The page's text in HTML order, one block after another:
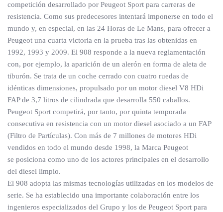
competición desarrollado por Peugeot Sport para carreras de
resistencia. Como sus predecesores intentará imponerse en todo el
mundo y, en especial, en las 24 Horas de Le Mans, para ofrecer a
Peugeot una cuarta victoria en la prueba tras las obtenidas en
1992, 1993 y 2009. El 908 responde a la nueva reglamentación
con, por ejemplo, la aparición de un alerón en forma de aleta de
tiburón. Se trata de un coche cerrado con cuatro ruedas de
idénticas dimensiones, propulsado por un motor diesel V8 HDi
FAP de 3,7 litros de cilindrada que desarrolla 550 caballos.
Peugeot Sport competirá, por tanto, por quinta temporada
consecutiva en resistencia con un motor diesel asociado a un FAP
(Filtro de Partículas). Con más de 7 millones de motores HDi
vendidos en todo el mundo desde 1998, la Marca Peugeot
se posiciona como uno de los actores principales en el desarrollo
del diesel limpio.
El 908 adopta las mismas tecnologías utilizadas en los modelos de
serie. Se ha establecido una importante colaboración entre los
ingenieros especializados del Grupo y los de Peugeot Sport para